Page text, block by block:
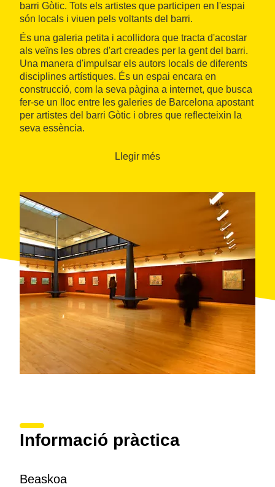
barri Gòtic. Tots els artistes que participen en l'espai
són locals i viuen pels voltants del barri.
És una galeria petita i acollidora que tracta d'acostar
als veïns les obres d'art creades per la gent del barri.
Una manera d'impulsar els autors locals de diferents
disciplines artístiques. És un espai encara en
construcció, com la seva pàgina a internet, que busca
fer-se un lloc entre les galeries de Barcelona apostant
per artistes del barri Gòtic i obres que reflecteixin la
seva essència.
Llegir més
Informació pràctica
Beaskoa